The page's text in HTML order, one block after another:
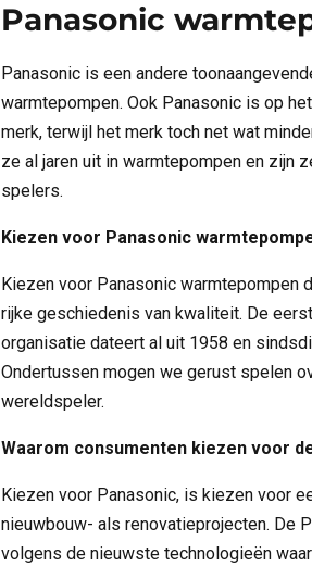
Panasonic
Panasonic is een andere
warmtepompen. Ook Panasonic is op
merk, terwijl het merk toch net wat
ze al jaren uit in warmtepompen en zijn
spelers.
Kiezen voor Panasonic
Kiezen voor Panasonic warmtepompen
rijke geschiedenis van kwaliteit. De
organisatie dateert al uit 1958 en
Ondertussen mogen we gerust spelen
wereldspeler.
Waarom consumenten kiezen voor
Kiezen voor Panasonic, is kiezen voor
nieuwbouw- als renovatieprojecten. De
volgens de nieuwste technologieën